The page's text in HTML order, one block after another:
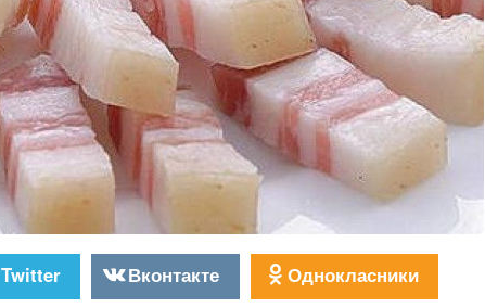
Twitter Вконтакте Однокласники